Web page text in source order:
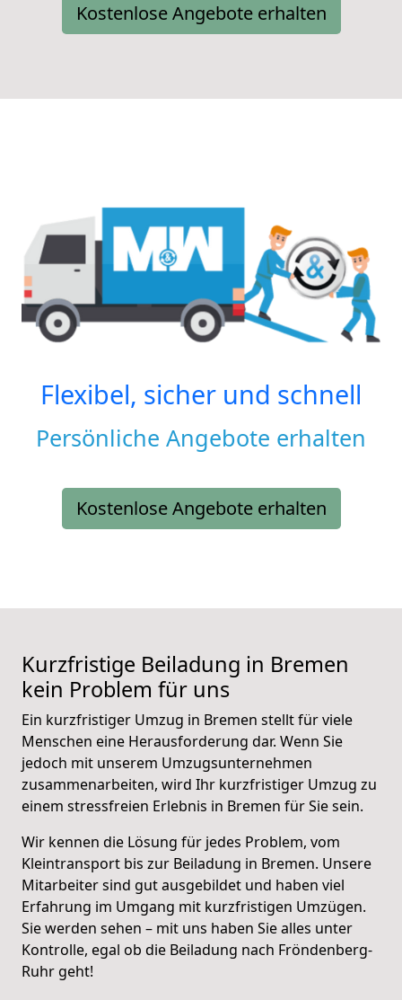
Kostenlose Angebote erhalten
Flexibel, sicher und schnell
Persönliche Angebote erhalten
Kostenlose Angebote erhalten
Kurzfristige Beiladung in Bremen
kein Problem für uns
Ein kurzfristiger Umzug in Bremen stellt für viele
Menschen eine Herausforderung dar. Wenn Sie
jedoch mit unserem Umzugsunternehmen
zusammenarbeiten, wird Ihr kurzfristiger Umzug zu
einem stressfreien Erlebnis in Bremen für Sie sein.
Wir kennen die Lösung für jedes Problem, vom
Kleintransport bis zur Beiladung in Bremen. Unsere
Mitarbeiter sind gut ausgebildet und haben viel
Erfahrung im Umgang mit kurzfristigen Umzügen.
Sie werden sehen – mit uns haben Sie alles unter
Kontrolle, egal ob die Beiladung nach Fröndenberg-
Ruhr geht!